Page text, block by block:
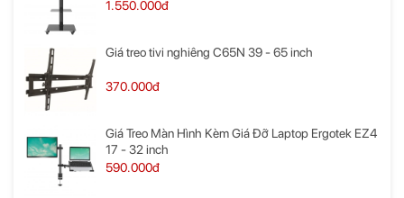
1.550.000đ
Giá treo tivi nghiêng C65N 39 - 65 inch
370.000đ
Giá Treo Màn Hình Kèm Giá Đỡ Laptop Ergotek EZ4
17 - 32 inch
590.000đ